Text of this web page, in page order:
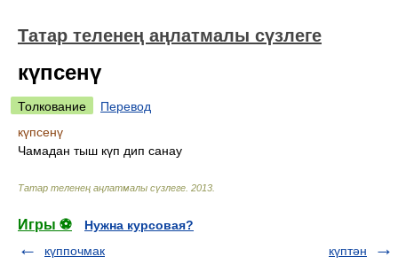
Татар теленең аңлатмалы сүзлеге
күпсенү
Толкование
Перевод
күпсенү
Чамадан тыш күп дип санау
Татар теленең аңлатмалы сүзлеге 2013
Игры ⚽
Нужна курсовая?
күппочмак
күптән